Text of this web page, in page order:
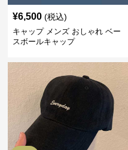
¥6,500 (税込)
キャップ メンズ おしゃれ ベー
スボールキャップ